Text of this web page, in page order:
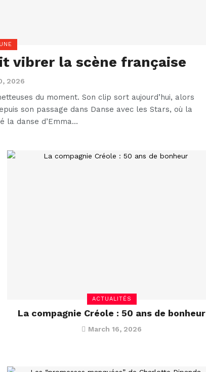
vibrer la scène française
2026
du moment. Son clip sort aujourd’hui, alors
son passage dans Danse avec les Stars, où la
la danse d’Emma…
ACTUALITÉS
La compagnie Créole : 50 ans de bonheur
March 16, 2026